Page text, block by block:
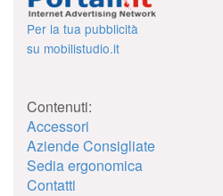
Per la tua pubblicità
su mobilistudio.it
Contenuti:
Accessori
Aziende Consigliate
Sedia ergonomica
Contatti